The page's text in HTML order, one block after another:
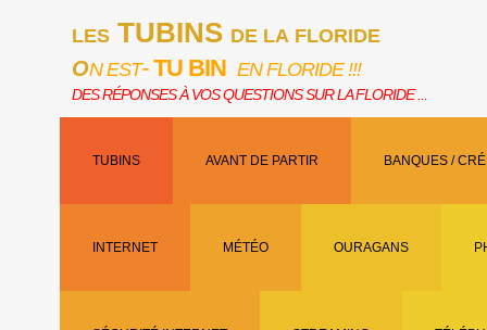
TUBINS AVANT DE PARTIR BANQUES /
INTERNET MÉTÉO OURAGANS
LES TUBINS DE LA FLORIDE
ON EST-TU BIN EN FLORIDE !!!
DES RÉPONSES À VOS QUESTIONS SUR LA FLORIDE ...